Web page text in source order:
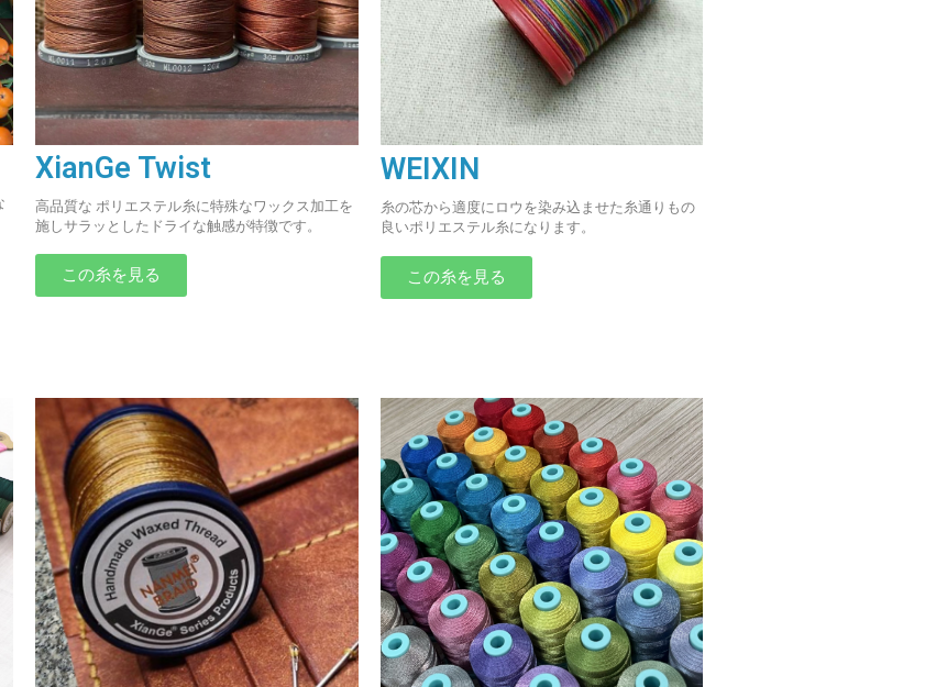
XianGe Twist
高品質な ポリエステル糸に特殊なワックス加工を
施しサラッとしたドライな触感が特徴です。
この糸を見る
WEIXIN
糸の芯から適度にロウを染み込ませた糸通りもの
良いポリエステル糸になります。
この糸を見る